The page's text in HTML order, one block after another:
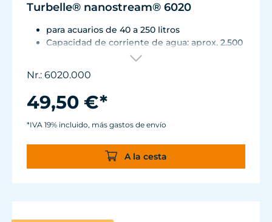
Turbelle® nanostream® 6020
para acuarios de 40 a 250 litros
Capacidad de corriente de agua: aprox. 2.500
frecuencia: 230V/50Hz (115V/60Hz)
Silence Magnet Holder hasta un espesor de
vidrio de 12 mm.
(Lon x Anc x Alt): 65 x 60 x 72 mm Expulsión:
ø40 mm
Nr.: 6020.000
49,50 €*
*IVA 19% incluido, más gastos de envío
A la cesta